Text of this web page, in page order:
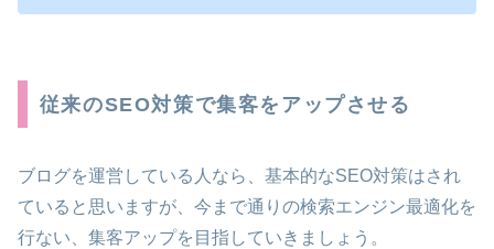
従来のSEO対策で集客をアップさせる
ブログを運営している人なら、基本的なSEO対策はされ
ていると思いますが、今まで通りの検索エンジン最適化を
行ない、集客アップを目指していきましょう。